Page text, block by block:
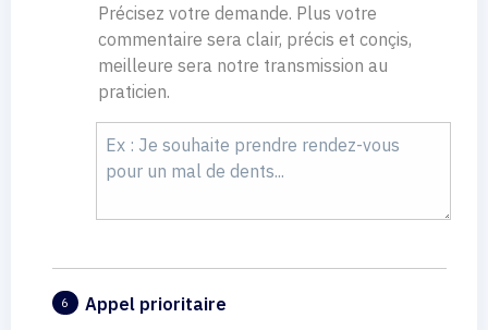
Précisez votre demande. Plus votre
commentaire sera clair, précis et conçis,
meilleure sera notre transmission au
praticien.
6 Appel prioritaire